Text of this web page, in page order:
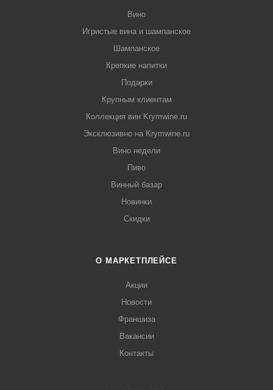
Вино
Игристые вина и шампанское
Шампанское
Крепкие напитки
Подарки
Крупным клиентам
Коллекция вин Krymwine.ru
Эксклюзивно на Krymwine.ru
Вино недели
Пиво
Винный базар
Новинки
Скидки
О МАРКЕТПЛЕЙСЕ
Акции
Новости
Франшиза
Вакансии
Контакты